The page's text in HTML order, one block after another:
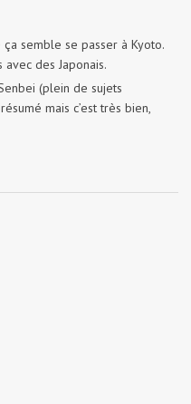
semble se passer à Kyoto.
des Japonais.
(plein de sujets
mais c’est très bien,